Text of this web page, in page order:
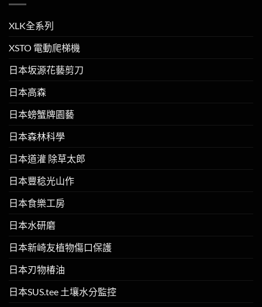
XLK全系列
XSTO 電動爬梯機
日本坂源花藝剪刀
日本高森
日本螃蟹牌園藝
日本森林科學
日本道灌 除草太郎
日本豐稔光山作
日本食樂工房
日本水研磨
日本新崎友植物傷口保護
日本刃物椿油
日本SUS.tee 土壤水分監控